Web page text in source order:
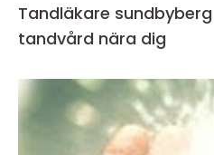
Tandläkare sundbyberg trygg och modern
tandvård nära dig